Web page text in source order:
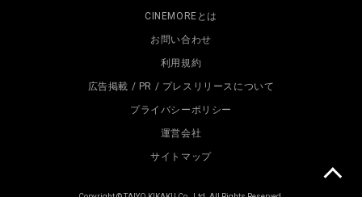
CINEMOREとは
お問い合わせ
利用規約
広告掲載 / PR / プレスリリースについて
プライバシーポリシー
運営会社
サイトマップ